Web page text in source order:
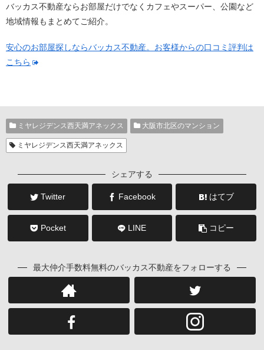
バッカス不動産ならお部屋だけでなくカフェやスーパー、公園など
地域情報もまとめてご紹介。
安心のお部屋探しならバッカス不動産。お客様からの口コミ評判は
こちら
ミヤレジデンス西天満アネックス 大阪市北区のマンション
ミヤレジデンス西天満アネックス
シェアする
Twitter Facebook はてブ
Pocket LINE コピー
最大仲介手数料無料のバッカス不動産をフォローする